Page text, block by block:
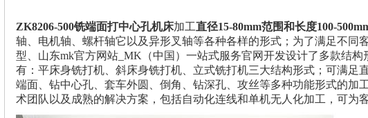
ZK8206-500铣端面打中心孔机床加工直径15-80mm范围和长度100-
轴、电机轴、螺杆轴它以及异形叉轴等各种各样的形式；为了满足不同
型、山东mk官方网站_MK（中国）一站式服务官网开发设计了多款结
有：平床身铣打机、斜床身铣打机、立式铣打机三大结构形式；可满足
端面、钻中心孔、套车外圆、倒角、钻深孔、攻丝等多种功能形式的加
术团队以及成熟的解决方案，包括自动化连线和单机无人化加工，可为